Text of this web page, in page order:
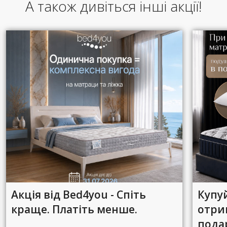
А також дивіться інші акції!
Акція від Bed4you - Спіть
краще. Платіть менше.